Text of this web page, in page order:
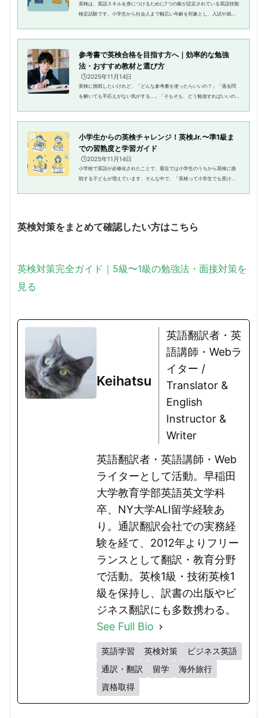
英検は、英語スキルを身につけるために7つの級が設定されている英語技能
検定試験です。小学生から社会人まで幅広い年齢を対象とし、入試や就職
参考書で英検合格を目指す方へ｜効率的な勉強
法・おすすめ教材と選び方
🕒️2025年11月14日
英検に挑戦したいけれど、「どんな参考書を使ったらいいの？」「過去問
を解いても手応えがない気がする…」「そもそも、どう勉強すればいいの
小学生からの英検チャレンジ！英検Jr.〜準1級ま
での習熟度と学習ガイド
🕒️2025年11月14日
小学校で英語が必修化されたことで、最近では小学生のうちから英検に挑
戦する子どもが増えています。そんな中で、「英検って小学生でも受けら
英検対策をまとめて確認したい方はこちら
英検対策完全ガイド｜5級〜1級の勉強法・面接対策を
見る
Keihatsu
英語翻訳者・英
語講師・Webラ
イター /
Translator &
English
Instructor &
Writer
英語翻訳者・英語講師・Web
ライターとして活動。早稲田
大学教育学部英語英文学科
卒、NY大学ALI留学経験あ
り。通訳翻訳会社での実務経
験を経て、2012年よりフリー
ランスとして翻訳・教育分野
で活動。英検1級・技術英検1
級を保持し、訳書の出版やビ
ジネス翻訳にも多数携わる。
See Full Bio
英語学習 英検対策
ビジネス英語
通訳・翻訳
留学
海外旅行
資格取得